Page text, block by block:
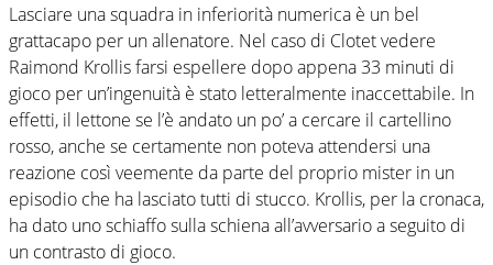
Lasciare una squadra in inferiorità numerica è un bel
grattacapo per un allenatore. Nel caso di Clotet vedere
Raimond Krollis farsi espellere dopo appena 33 minuti di
gioco per un’ingenuità è stato letteralmente inaccettabile. In
effetti, il lettone se l’è andato un po’ a cercare il cartellino
rosso, anche se certamente non poteva attendersi una
reazione così veemente da parte del proprio mister in un
episodio che ha lasciato tutti di stucco. Krollis, per la cronaca,
ha dato uno schiaffo sulla schiena all’avversario a seguito di
un contrasto di gioco.